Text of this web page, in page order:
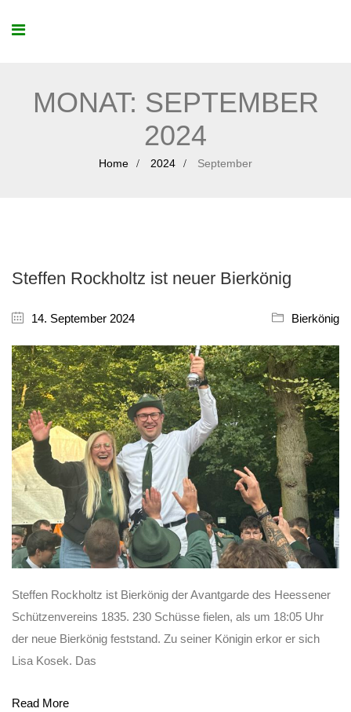
MONAT: SEPTEMBER
2024
Home 2024 September
Steffen Rockholtz ist neuer Bierkönig
14. September 2024 Bierkönig
Steffen Rockholtz ist Bierkönig der Avantgarde des Heessener
Schützenvereins 1835. 230 Schüsse fielen, als um 18:05 Uhr
der neue Bierkönig feststand. Zu seiner Königin erkor er sich
Lisa Kosek. Das
Read More